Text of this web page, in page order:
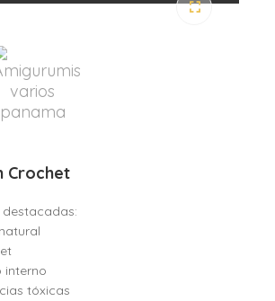
Crochet
interno
tóxicas